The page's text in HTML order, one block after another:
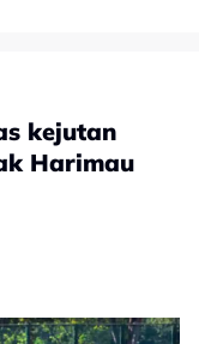
kejutan
Harimau